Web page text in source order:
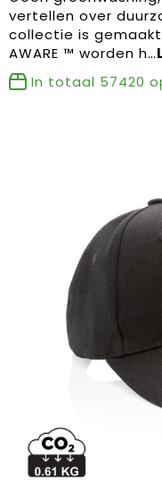
Tassen
Kerstartikelen
Kerstpakketten
Kraamcadeaus
Verjaardagen
Voetbal, EK en WK
Voor de bouw
Zomergeschenken
Zomerpakketten
vertellen over
collectie is
AWARE ™ worden h…
In totaal 57420